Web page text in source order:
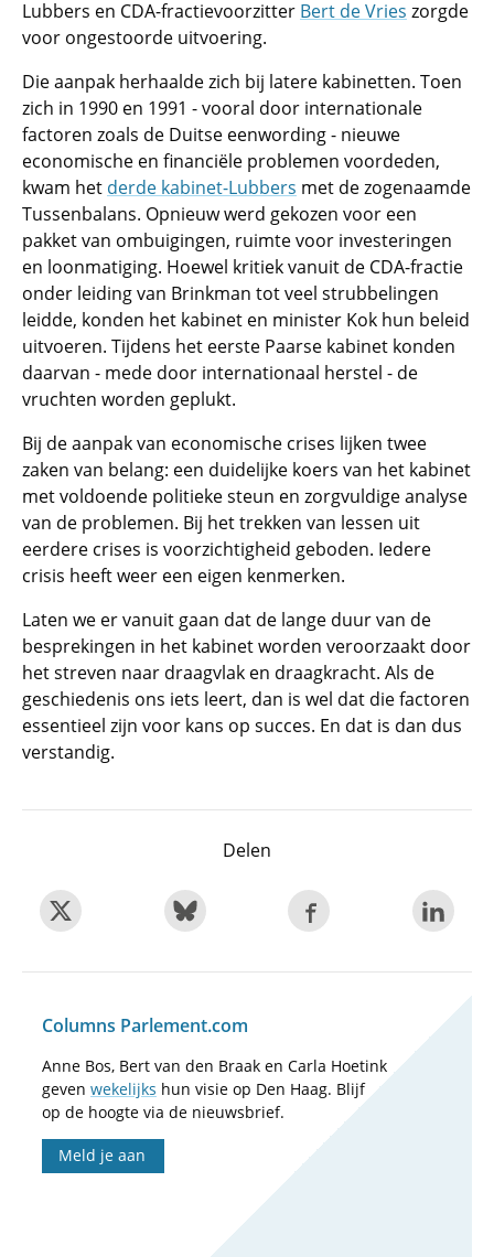
Lubbers en CDA-fractievoorzitter Bert de Vries zorgde
voor ongestoorde uitvoering.
Die aanpak herhaalde zich bij latere kabinetten. Toen
zich in 1990 en 1991 - vooral door internationale
factoren zoals de Duitse eenwording - nieuwe
economische en financiële problemen voordeden,
kwam het derde kabinet-Lubbers met de zogenaamde
Tussenbalans. Opnieuw werd gekozen voor een
pakket van ombuigingen, ruimte voor investeringen
en loonmatiging. Hoewel kritiek vanuit de CDA-fractie
onder leiding van Brinkman tot veel strubbelingen
leidde, konden het kabinet en minister Kok hun beleid
uitvoeren. Tijdens het eerste Paarse kabinet konden
daarvan - mede door internationaal herstel - de
vruchten worden geplukt.
Bij de aanpak van economische crises lijken twee
zaken van belang: een duidelijke koers van het kabinet
met voldoende politieke steun en zorgvuldige analyse
van de problemen. Bij het trekken van lessen uit
eerdere crises is voorzichtigheid geboden. Iedere
crisis heeft weer een eigen kenmerken.
Laten we er vanuit gaan dat de lange duur van de
besprekingen in het kabinet worden veroorzaakt door
het streven naar draagvlak en draagkracht. Als de
geschiedenis ons iets leert, dan is wel dat die factoren
essentieel zijn voor kans op succes. En dat is dan dus
verstandig.
Delen
Columns Parlement.com
Anne Bos, Bert van den Braak en Carla Hoetink
geven wekelijks hun visie op Den Haag. Blijf
op de hoogte via de nieuwsbrief.
Meld je aan